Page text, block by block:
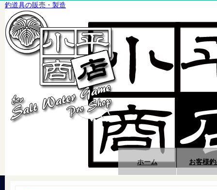
釣道具の販売・製造
ホーム お客様